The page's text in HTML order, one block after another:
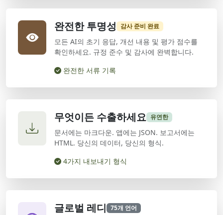
완전한 투명성 감사 준비 완료
모든 AI의 초기 응답, 개선 내용 및 평가 점수를
확인하세요. 규정 준수 및 감사에 완벽합니다.
완전한 서류 기록
무엇이든 수출하세요 유연한
문서에는 마크다운. 앱에는 JSON. 보고서에는
HTML. 당신의 데이터, 당신의 형식.
4가지 내보내기 형식
글로벌 레디 75개 언어